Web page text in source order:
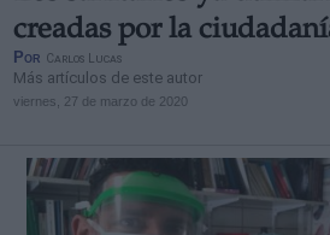
creadas por la
Por Carlos Lucas
Más artículos de este autor
viernes, 27 de marzo de 2020